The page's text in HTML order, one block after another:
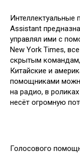
Интеллектуальные
Assistant
управлял ими с
New York Times,
скрытым
Китайские и
помощниками
на радио, в
несёт огромную
Голосового